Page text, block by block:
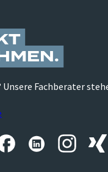
Unsere Fachberater